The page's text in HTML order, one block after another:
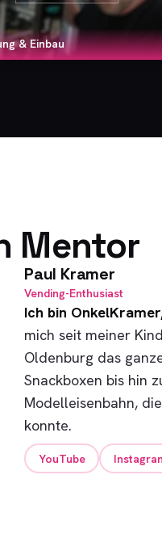
& Einbau
Mentor
Paul Kramer
Vending-Enthusiast
Ich bin
mich seit meiner
Oldenburg das
Snackboxen bis hin
Modelleisenbahn,
konnte.
YouTube